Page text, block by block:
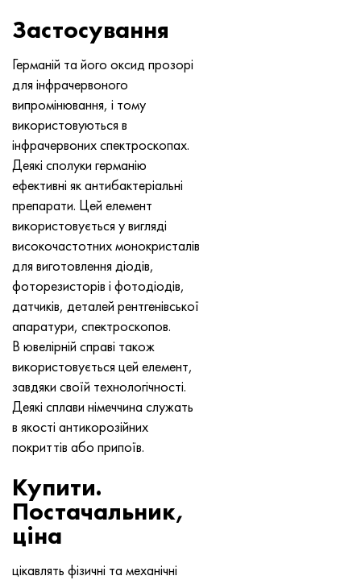
Застосування
Германій та його оксид прозорі
для інфрачервоного
випромінювання, і тому
використовуються в
інфрачервоних спектроскопах.
Деякі сполуки германію
ефективні як антибактеріальні
препарати. Цей елемент
використовується у вигляді
високочастотних монокристалів
для виготовлення діодів,
фоторезисторів і фотодіодів,
датчиків, деталей рентгенівської
апаратури, спектроскопов.
В ювелірній справі також
використовується цей елемент,
завдяки своїй технологічності.
Деякі сплави німеччина служать
в якості антикорозійних
покриттів або припоїв.
Купити.
Постачальник,
ціна
цікавлять фізичні та механічні
Haynes 230
Хастеллой b2
Хастеллой b3
Хастеллой c4
Хастеллой c22
Хастеллой C-276
Хастеллой C2000
Хастеллой 3
Хастеллой x
Удимет 500
Удимет 720
Труба корозійно-стійка
95Х18
38ХА, 37Cr4, aisi 5135
38ХН3МФА, 35nicrmov12-5
40Г, 40Mn4, aisi 1035
38ХМ, 42CrMo4, aisi 1.7225
40ХН, 36NiCr6, aisi 3135
40ХФА, 1.7223, aisi 4142
45Х, 45h, 1.7035
45ХН2МФА, k2425, 45hnmf
А40Г, 44smn28, 1.0762, 46s20